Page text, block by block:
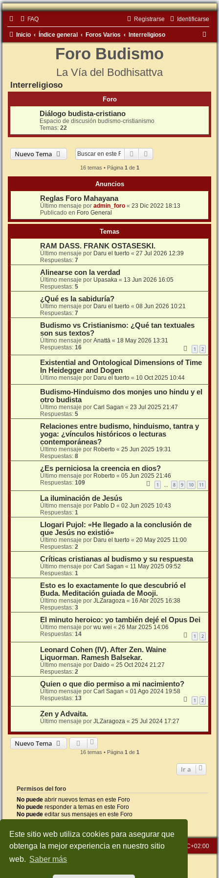
Este sitio web utiliza cookies para asegurar que
obtenga la mejor experiencia en nuestro sitio
web. Saber más
FAQ Identificarse
Registrarse
Inicio Índice general Foros Varios Interreligioso
Foro Budismo
La Vía del Bodhisattva
Interreligioso
Foro
Diálogo budista-cristiano
Espacio de discusión budismo-cristianismo
Temas: 22
Nuevo Tema Buscar
16 temas • Página 1 de 1
Anuncios
Reglas Foro Mahayana
Último mensaje por admin_foro « 23 Dic 2022 18:13
Publicado en Foro General
Temas
RAM DASS. FRANK OSTASESKI.
Último mensaje por Daru el tuerto « 27 Jul 2026 12:39
Respuestas: 7
Alinearse con la verdad
Último mensaje por Upasaka « 13 Jun 2026 16:05
Respuestas: 5
¿Qué es la sabiduría?
Último mensaje por Daru el tuerto « 08 Jun 2026 10:21
Respuestas: 7
Budismo vs Cristianismo: ¿Qué tan textuales
son sus textos?
Último mensaje por Anattā « 18 May 2026 13:31
Respuestas: 16 1 2
Existential and Ontological Dimensions of Time
In Heidegger and Dogen
Último mensaje por Daru el tuerto « 10 Oct 2025 10:44
Budismo-Hinduismo dos monjes uno hindu y el
otro budista
Último mensaje por Carl Sagan « 23 Jul 2025 21:47
Respuestas: 5
Relaciones entre budismo, hinduismo, tantra y
yoga: ¿vínculos históricos o lecturas
contemporáneas?
Último mensaje por Roberto « 25 Jun 2025 19:31
Respuestas: 8
¿Es perniciosa la creencia en dios?
Último mensaje por Roberto « 05 Jun 2025 21:46
Respuestas: 109 1 … 8 9 10 11
La iluminación de Jesús
Último mensaje por Pablo D « 02 Jun 2025 10:43
Respuestas: 1
Llogari Pujol: «He llegado a la conclusión de
que Jesús no existió»
Último mensaje por Daru el tuerto « 20 May 2025 11:00
Respuestas: 2
Críticas cristianas al budismo y su respuesta
Último mensaje por Carl Sagan « 11 May 2025 09:52
Respuestas: 1
Esto es lo exactamente lo que descubrió el
Buda. Meditación guiada de Mooji.
Último mensaje por JLZaragoza « 16 Abr 2025 16:38
Respuestas: 3
El minuto heroico: yo también dejé el Opus Dei
Último mensaje por wu wei « 26 Mar 2025 14:06
Respuestas: 14 1 2
Leonard Cohen (IV). After Zen. Waine
Liquorman. Ramesh Balsekar.
Último mensaje por Daido « 25 Oct 2024 21:27
Respuestas: 2
Quien o que dio permiso a mi nacimiento?
Último mensaje por Carl Sagan « 01 Ago 2024 19:58
Respuestas: 13 1 2
Zen y Advaita.
Último mensaje por JLZaragoza « 25 Jul 2024 17:27
Nuevo Tema
16 temas • Página 1 de 1
Ir a
Permisos del foro
No puede abrir nuevos temas en este Foro
No puede responder a temas en este Foro
No puede editar sus mensajes en este Foro
No puedeborrar sus mensajes en este Foro
Inicio Índice general Todos los horarios son UTC+02:00
Desarrollado porphpBB